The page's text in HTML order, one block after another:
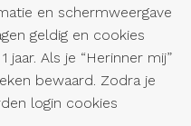
en schermweergave
geldig en cookies
Als je “Herinner mij”
bewaard. Zodra je
login cookies